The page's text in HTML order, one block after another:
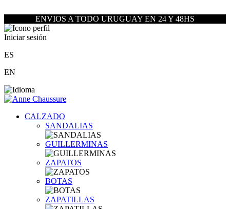
ENVIOS A TODO URUGUAY EN 24 Y 48HS
Iniciar sesión
ES
EN
CALZADO
SANDALIAS
GUILLERMINAS
ZAPATOS
BOTAS
ZAPATILLAS